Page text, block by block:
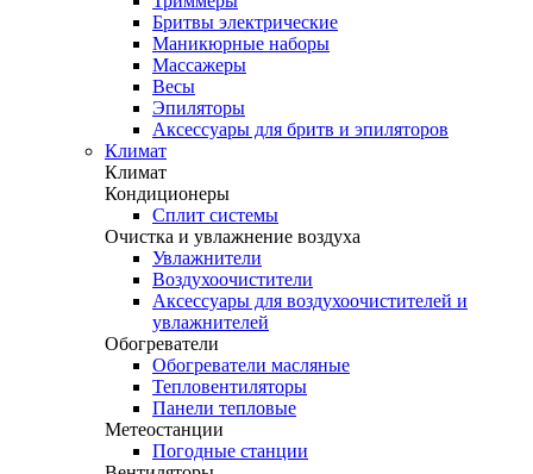
Бритвы электрические
Маникюрные наборы
Массажеры
Весы
Эпиляторы
Аксессуары для бритв и эпиляторов
Климат
Климат
Кондиционеры
Сплит системы
Очистка и увлажнение воздуха
Увлажнители
Воздухоочистители
Аксессуары для воздухоочистителей и
увлажнителей
Обогреватели
Обогреватели масляные
Тепловентиляторы
Панели тепловые
Метеостанции
Погодные станции